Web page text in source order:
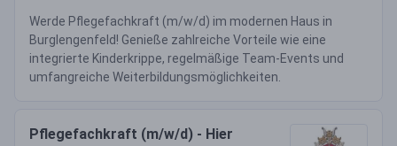
Werde Pflegefachkraft (m/w/d) im modernen Haus in
Burglengenfeld! Genieße zahlreiche Vorteile wie eine
integrierte Kinderkrippe, regelmäßige Team-Events und
umfangreiche Weiterbildungsmöglichkeiten.
Pflegefachkraft (m/w/d) - Hier